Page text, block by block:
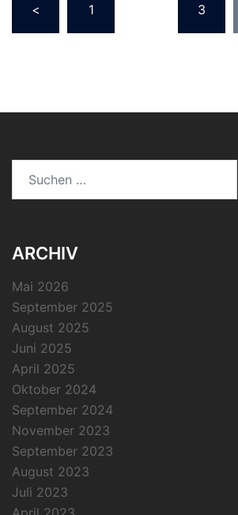
der
Beiträge
< 1 3
nach:
ARCHIV
Mai 2026
September 2025
August 2025
Juni 2025
April 2025
Oktober 2024
September 2024
November 2023
September 2023
August 2023
Juli 2023